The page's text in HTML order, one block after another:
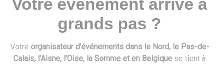
Votre événement arrive à
grands pas ?
Votre organisateur d'événements dans le Nord, le Pas-de-
Calais, l'Aisne, l'Oise, la Somme et en Belgique se tient à